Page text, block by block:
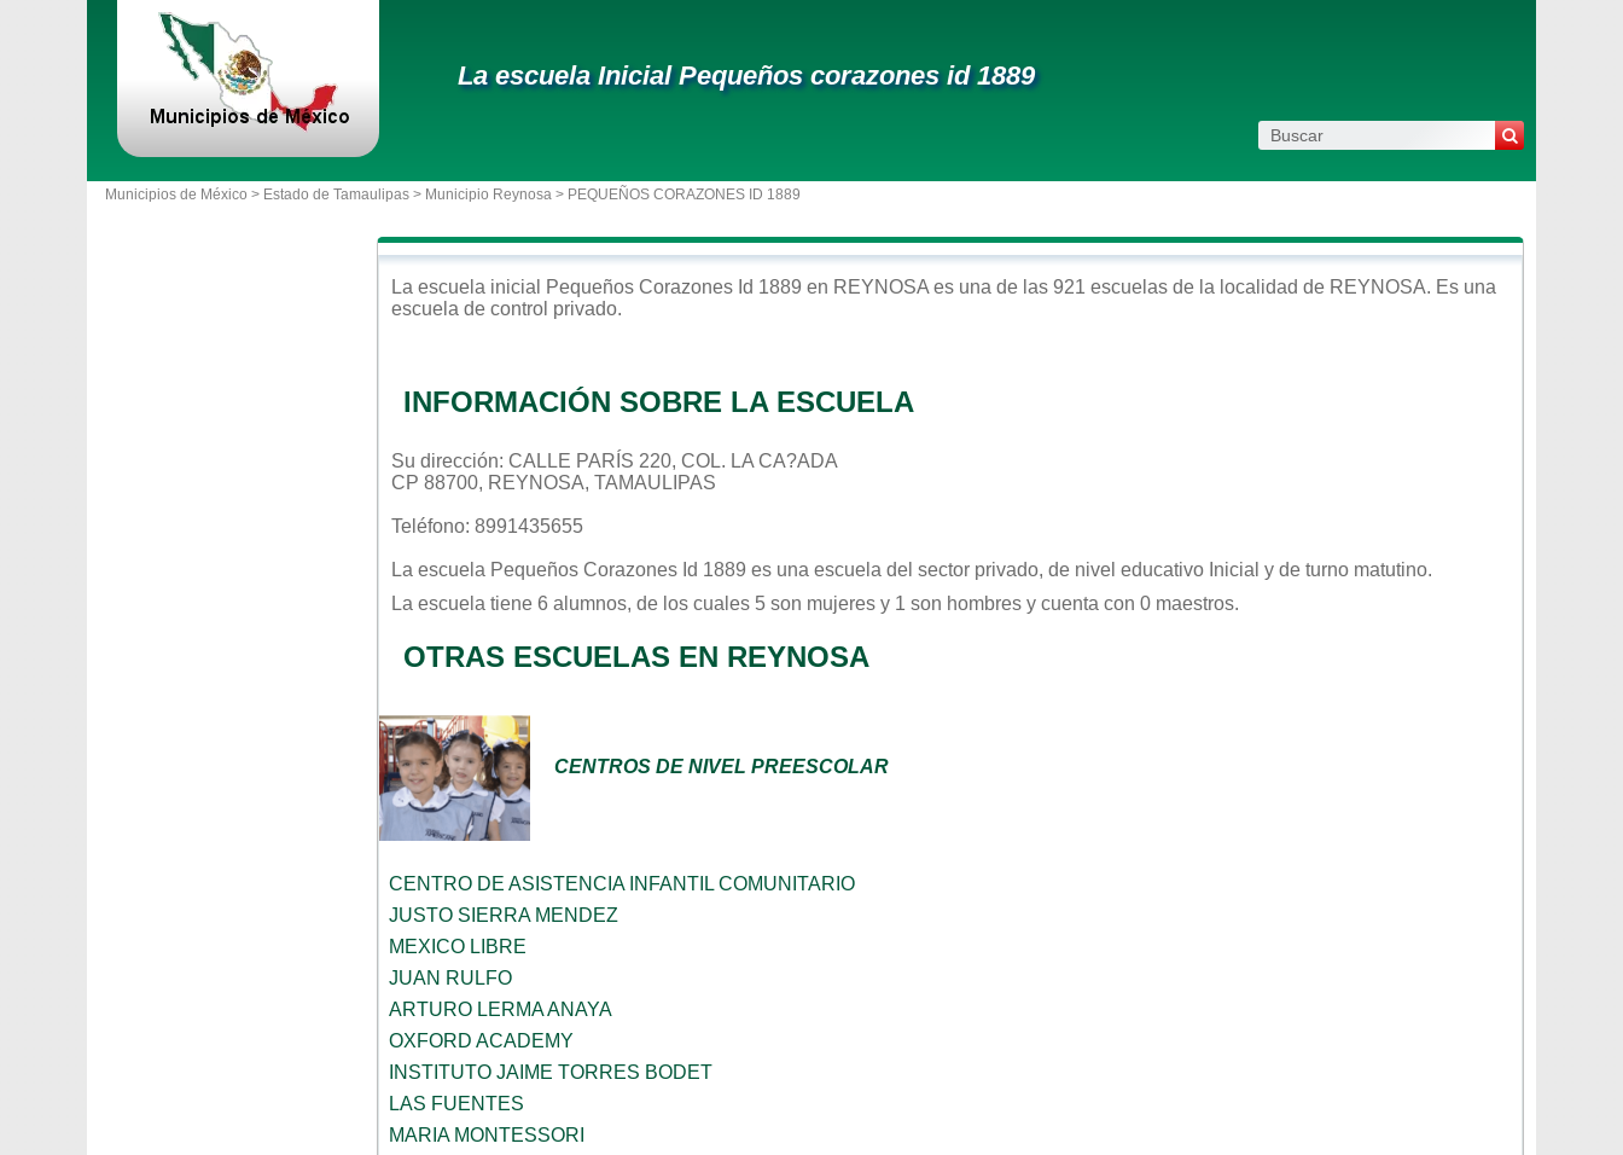
La escuela Inicial Pequeños corazones id 1889
Municipios de México > Estado de Tamaulipas > Municipio Reynosa > PEQUEÑOS CORAZONES ID 1889
La escuela inicial Pequeños Corazones Id 1889 en REYNOSA es una de las 921 escuelas de la localidad de REYNOSA. Es una
escuela de control privado.
INFORMACIÓN SOBRE LA ESCUELA
Su dirección: CALLE PARÍS 220, COL. LA CA?ADA
CP 88700, REYNOSA, TAMAULIPAS
Teléfono: 8991435655
La escuela Pequeños Corazones Id 1889 es una escuela del sector privado, de nivel educativo Inicial y de turno matutino.
La escuela tiene 6 alumnos, de los cuales 5 son mujeres y 1 son hombres y cuenta con 0 maestros.
OTRAS ESCUELAS EN REYNOSA
CENTROS DE NIVEL PREESCOLAR
CENTRO DE ASISTENCIA INFANTIL COMUNITARIO
JUSTO SIERRA MENDEZ
MEXICO LIBRE
JUAN RULFO
ARTURO LERMA ANAYA
OXFORD ACADEMY
INSTITUTO JAIME TORRES BODET
LAS FUENTES
MARIA MONTESSORI